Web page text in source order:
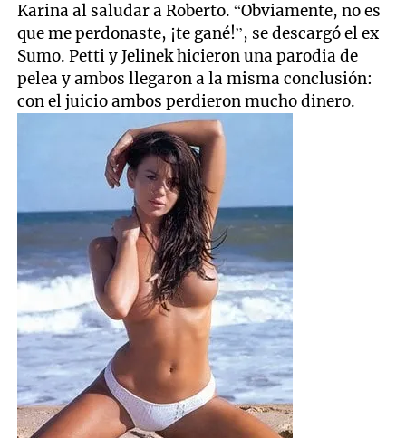
Karina al saludar a Roberto. “Obviamente, no es
que me perdonaste, ¡te gané!”, se descargó el ex
Sumo. Petti y Jelinek hicieron una parodia de
pelea y ambos llegaron a la misma conclusión:
con el juicio ambos perdieron mucho dinero.